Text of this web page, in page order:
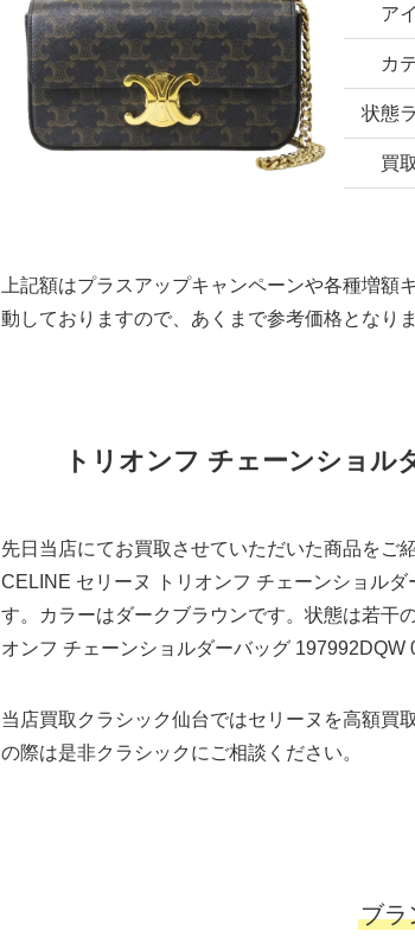
ア
カ
状態
買
上記額はプラスアップキャンペーンや各種増
動しておりますので、あくまで参考価格となり
トリオンフ チェーンショル
先日当店にてお買取させていただいた商品をご
CELINE セリーヌ トリオンフ チェーンショル
す。カラーはダークブラウンです。状態は若干
オンフ チェーンショルダーバッグ 197992DQW
当店買取クラシック仙台ではセリーヌを高額買
の際は是非クラシックにご相談ください。
ブラ